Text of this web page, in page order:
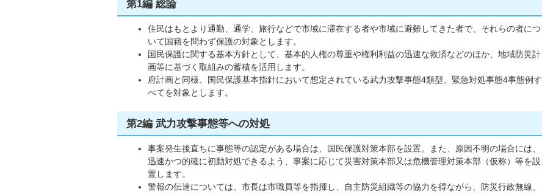
第1編 総論
住民はもとより通勤、通学、旅行などで市域に滞在する者や市域に避難してきた者で、それらの者につ
いて国籍を問わず保護の対象とします。
国民保護に関する基本方針として、基本的人権の尊重や権利利益の迅速な救済などのほか、地域防災計
画等に基づく取組みの蓄積を活用します。
府計画と同様、国民保護基本指針において想定されている武力攻撃事態4類型、緊急対処事態4事態例す
べてを対象とします。
第2編 武力攻撃事態等への対処
事案発生後直ちに事態等の認定がある場合は、国民保護対策本部を設置。また、原因不明の場合には、
迅速かつ的確に初動対処できるよう、事案に応じて災害対策本部又は危機管理対策本部（仮称）等を設
置します。
警報の伝達については、市長は市職員等を指揮し、自主防災組織等の協力を得ながら、防災行政無線、